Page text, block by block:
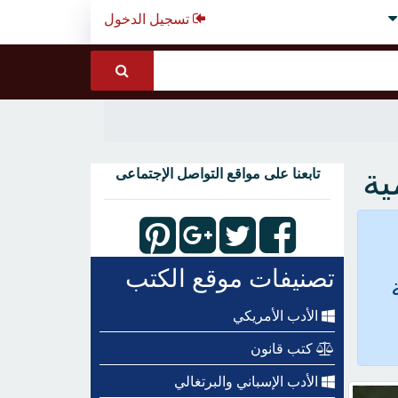
تسجيل الدخول
تابعنا على مواقع التواصل الإجتماعى
تصنيفات موقع الكتب
الأدب الأمريكي
كتب قانون
الأدب الإسباني والبرتغالي